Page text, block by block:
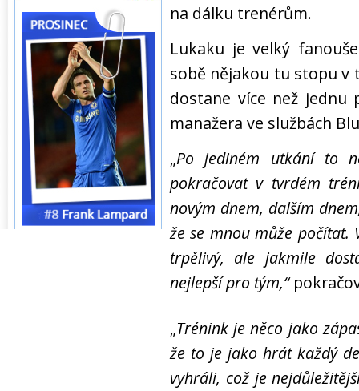
na dálku trenérům.
Lukaku je velký
sobě nějakou tu stopu v
dostane více než jednu
manažera ve službách
„Po jediném utkání to
pokračovat v tvrdém
novým dnem, dalším
že se mnou může počítat.
trpělivý, ale jakmile
nejlepší pro tým,“
„Trénink je něco jako
že to je jako hrát každý
vyhráli, což je